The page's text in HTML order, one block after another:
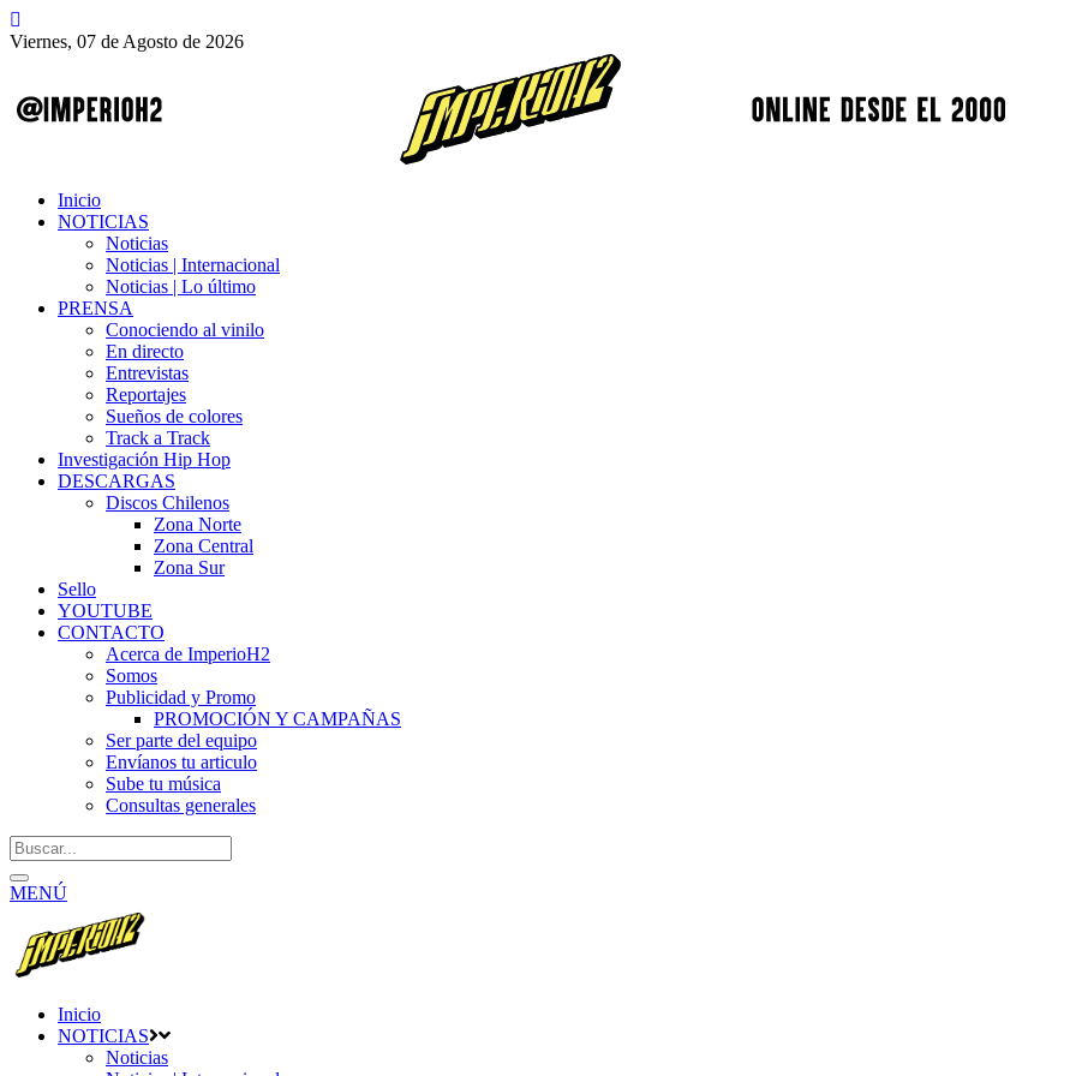
Viernes, 07 de Agosto de 2026
Inicio
NOTICIAS
Noticias
Noticias | Internacional
Noticias | Lo último
PRENSA
Conociendo al vinilo
En directo
Entrevistas
Reportajes
Sueños de colores
Track a Track
Investigación Hip Hop
DESCARGAS
Discos Chilenos
Zona Norte
Zona Central
Zona Sur
Sello
YOUTUBE
CONTACTO
Acerca de ImperioH2
Somos
Publicidad y Promo
PROMOCIÓN Y CAMPAÑAS
Ser parte del equipo
Envíanos tu articulo
Sube tu música
Consultas generales
MENÚ
Inicio
NOTICIAS
Noticias